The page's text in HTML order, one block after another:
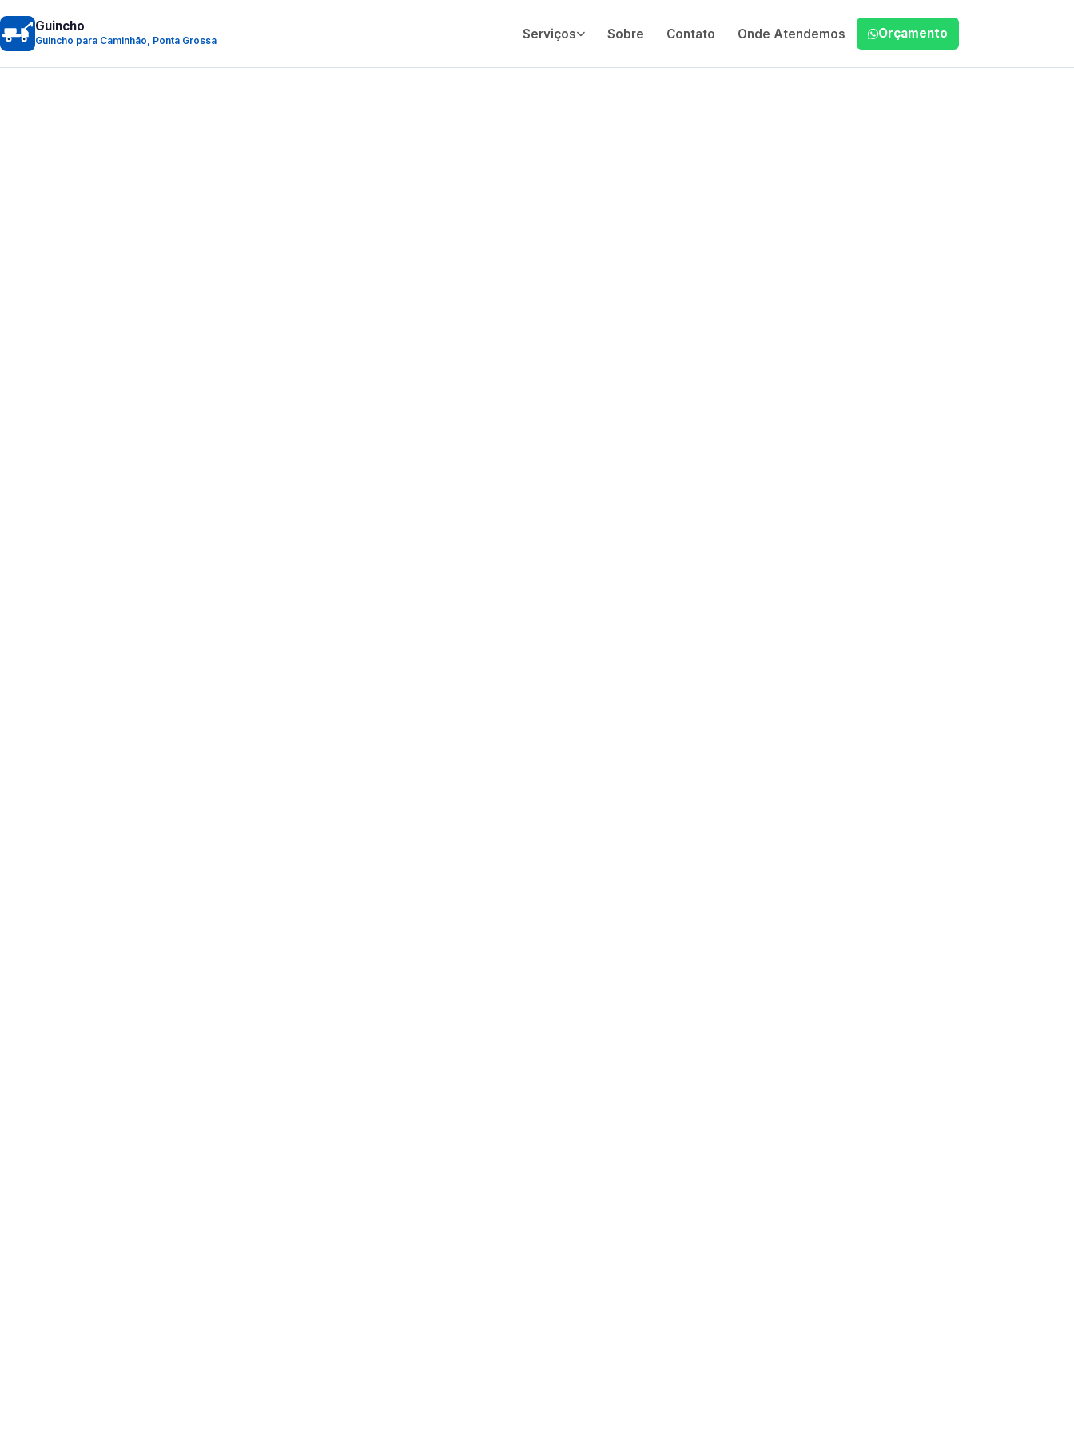
Guincho
Guincho para Caminhão, Ponta Grossa Serviços Sobre Contato Onde Atendemos Orçamento